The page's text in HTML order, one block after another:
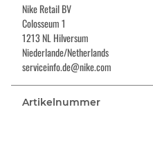
Nike Retail BV
Colosseum 1
1213 NL Hilversum
Niederlande/Netherlands
serviceinfo.de@nike.com
Artikelnummer